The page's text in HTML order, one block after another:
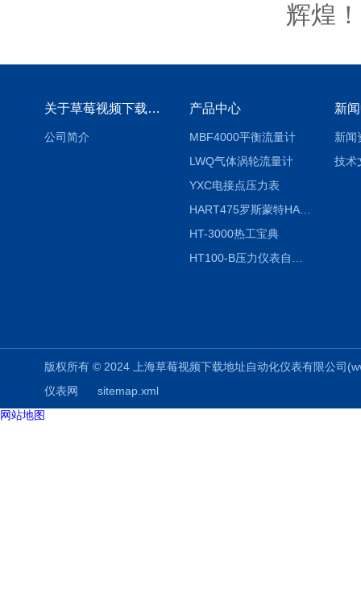
辉煌
关于草莓视频下载地址
公司简介
产品中心
MBF4000平衡流量计
LWQ气体涡轮流量计
YXC电接点压力表
HART475罗斯蒙特HART475手操器
HT-3000热工宝典
新
新闻
技术
版权所有 © 2024 上海草莓视频下载地址自动化仪表有限公
仪表网
sitemap.xml
网站地图